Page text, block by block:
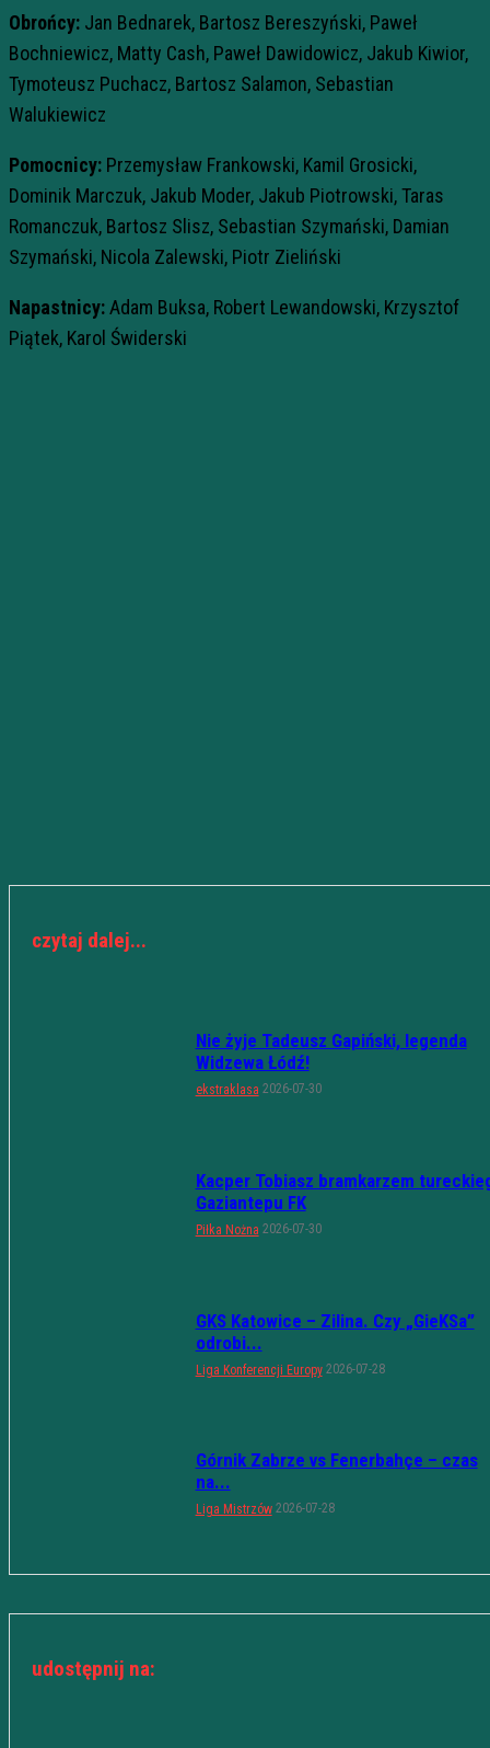
Obrońcy: Jan Bednarek, Bartosz Bereszyński, Paweł
Bochniewicz, Matty Cash, Paweł Dawidowicz, Jakub Kiwior,
Tymoteusz Puchacz, Bartosz Salamon, Sebastian
Walukiewicz
Pomocnicy: Przemysław Frankowski, Kamil Grosicki,
Dominik Marczuk, Jakub Moder, Jakub Piotrowski, Taras
Romanczuk, Bartosz Slisz, Sebastian Szymański, Damian
Szymański, Nicola Zalewski, Piotr Zieliński
Napastnicy:Adam Buksa, Robert Lewandowski, Krzysztof
Piątek, Karol Świderski
czytaj dalej...
Nie żyje Tadeusz Gapiński, legenda
Widzewa Łódź!
ekstraklasa 2026-07-30
Kacper Tobiasz bramkarzem
Gaziantepu FK
Piłka Nożna 2026-07-30
GKS Katowice – Zilina. Czy „GieKSa”
odrobi...
Liga Konferencji Europy 2026-07-28
Górnik Zabrze vs Fenerbahçe – czas
na...
Liga Mistrzów 2026-07-28
udostępnij na: